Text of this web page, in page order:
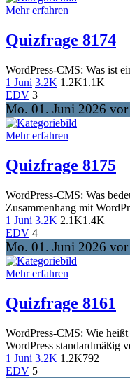
Mehr erfahren
Quizfrage 8174
WordPress-CMS: Was ist
1 Juni 3.2K 1.2K1.1K
EDV 3
Mo. 01. Juni 2026 vor
Mehr erfahren
Quizfrage 8175
WordPress-CMS: Was
Zusammenhang mit
1 Juni 3.2K 2.1K1.4K
EDV 4
Mo. 01. Juni 2026 vor
Mehr erfahren
Quizfrage 8161
WordPress-CMS: Wie heißt
WordPress standardmäßig
1 Juni 3.2K 1.2K792
EDV 5